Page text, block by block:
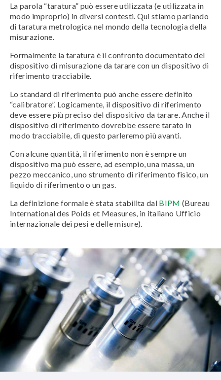
La parola “taratura” può essere utilizzata (e utilizzata in
modo improprio) in diversi contesti. Qui stiamo parlando
di taratura metrologica nel mondo della tecnologia della
misurazione.
Formalmente la taratura è il confronto documentato del
dispositivo di misurazione da tarare con un dispositivo di
riferimento tracciabile.
Lo standard di riferimento può anche essere definito
“calibratore”. Logicamente, il dispositivo di riferimento
deve essere più preciso del dispositivo da tarare. Anche il
dispositivo di riferimento dovrebbe essere tarato in
modo tracciabile, di questo parleremo più avanti.
Con alcune quantità, il riferimento non è sempre un
dispositivo ma può essere, ad esempio, una massa, un
pezzo meccanico, uno strumento di riferimento fisico, un
liquido di riferimento o un gas.
La definizione formale è stata stabilita dal BIPM(Bureau
International des Poids et Measures, in italiano Ufficio
internazionale dei pesi e delle misure).